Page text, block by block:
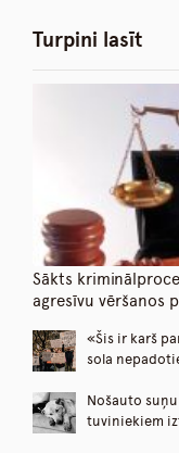
Turpini lasīt
Sākts
agresīvu vēršanos
«Šis ir karš
sola
Nošauto
tuviniekiem